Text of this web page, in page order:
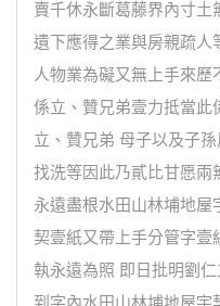
賣千休永斷葛藤界內寸
遺下應得之業與房親疏人
人物業為礙又無上手來
係立、贊兄弟壹力抵當此
立、贊兄弟 母子以及子
找洗等因此乃貳比甘愿兩
永遠盡根水田山林埔地屋
契壹紙又帶上手分管字壹
執永遠為照 即日批明劉